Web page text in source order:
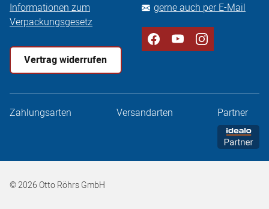
Informationen zum
Verpackungsgesetz
Vertrag widerrufen
gerne auch per E-Mail
Zahlungsarten Versandarten Partner
© 2026 Otto Röhrs GmbH